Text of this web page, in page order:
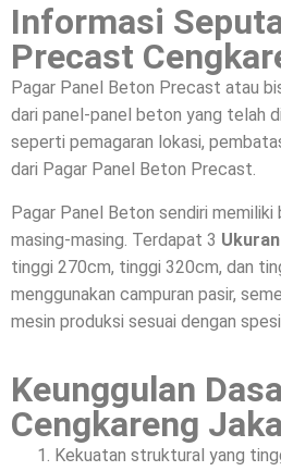
Informasi
Precast
Pagar Panel Beton Precast atau
dari panel-panel beton yang telah
seperti pemagaran lokasi,
dari Pagar Panel Beton Precast.
Pagar Panel Beton sendiri memiliki
masing-masing. Terdapat 3
tinggi 270cm, tinggi 320cm, dan
menggunakan campuran pasir,
mesin produksi sesuai dengan
Keunggulan
Cengkareng
Kekuatan struktural yang